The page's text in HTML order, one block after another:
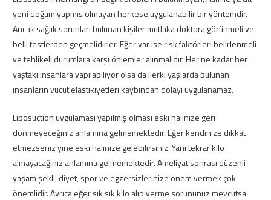
yeni doğum yapmış olmayan herkese uygulanabilir bir yöntemdir.
Ancak sağlık sorunları bulunan kişiler mutlaka doktora görünmeli ve
belli testlerden geçmelidirler. Eğer var ise risk faktörleri belirlenmeli
ve tehlikeli durumlara karşı önlemler alınmalıdır. Her ne kadar her
yaştaki insanlara yapılabiliyor olsa da ilerki yaşlarda bulunan
insanların vücut elastikiyetleri kaybından dolayı uygulanamaz.
Liposuction uygulaması yapılmış olması eski halinize geri
dönmeyeceğiniz anlamına gelmemektedir. Eğer kendinize dikkat
etmezseniz yine eski halinize gelebilirsiniz. Yani tekrar kilo
almayacağınız anlamına gelmemektedir. Ameliyat sonrası düzenli
yaşam şekli, diyet, spor ve egzersizlerinize önem vermek çok
önemlidir. Ayrıca eğer sık sık kilo alıp verme sorununuz mevcutsa